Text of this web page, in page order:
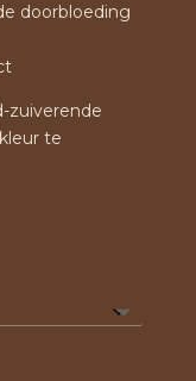
doorbloeding
zuiverende
te